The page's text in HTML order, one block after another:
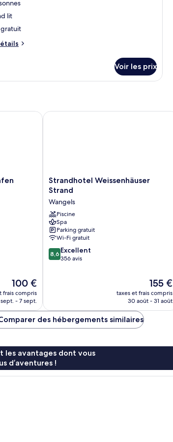
:
lit
Voir les prix
Le
nouveau
prix
de
100 €
100 €
frais compris
- 7 sept.
Strandhotel
Weissenhäuser
Wangels
Strandhotel Weissenhäuser
Strand
Wangels
Piscine
Spa
Parking gratuit
Wi-Fi gratuit
8.6
sur
8,6 Excellent
356 avis
Le
nouveau
prix
155 €
taxes et frais compris
30 août - 31 août
Strandhotel Weissenhäuser Strand
des hébergements similaires
les avantages dont vous
d’aventures !